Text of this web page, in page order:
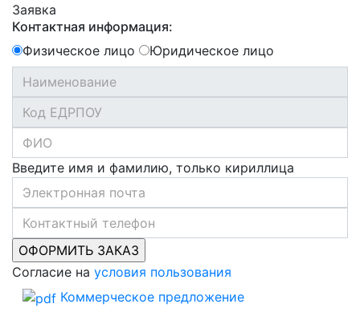
Заявка
Контактная информация:
Физическое лицо
Юридическое лицо
Введите имя и фамилию, только кириллица
Согласие на условия пользования
Коммерческое предложение